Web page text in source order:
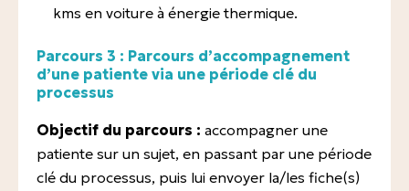
kms en voiture à énergie thermique.
Parcours 3 : Parcours d’accompagnement
d’une patiente via une période clé du
processus
Objectif du parcours : accompagner une
patiente sur un sujet, en passant par une période
clé du processus, puis lui envoyer la/les fiche(s)